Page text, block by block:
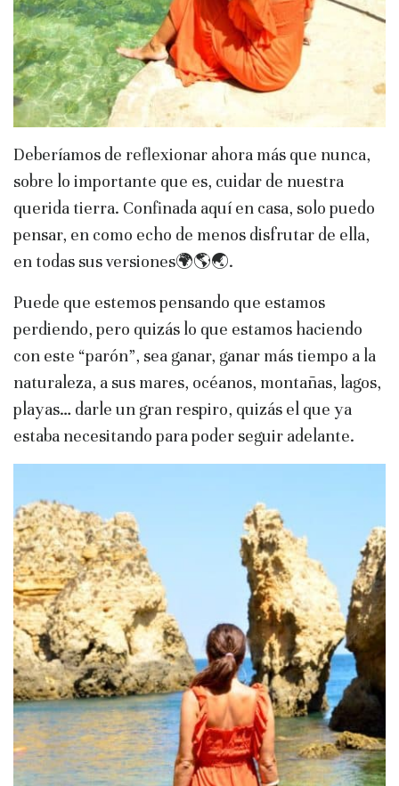
Deberíamos de reflexionar ahora más que nunca,
sobre lo importante que es, cuidar de nuestra
querida tierra. Confinada aquí en casa, solo puedo
pensar, en como echo de menos disfrutar de ella,
en todas sus versiones🌍🌎🌏.
Puede que estemos pensando que estamos
perdiendo, pero quizás lo que estamos haciendo
con este “parón”, sea ganar, ganar más tiempo a la
naturaleza, a sus mares, océanos, montañas, lagos,
playas… darle un gran respiro, quizás el que ya
estaba necesitando para poder seguir adelante.